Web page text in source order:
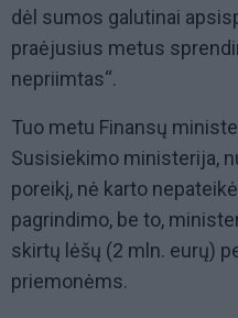
dėl sumos galutinai
praėjusius metus
nepriimtas“.
Tuo metu Finansų
Susisiekimo ministerija,
poreikį, nė karto
pagrindimo, be to,
skirtų lėšų (2 mln. eurų)
priemonėms.